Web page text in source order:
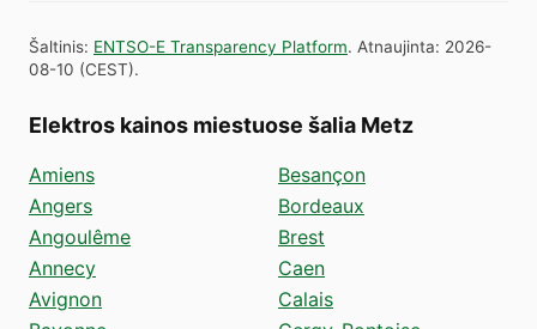
Šaltinis: ENTSO-E Transparency Platform. Atnaujinta: 2026-
08-10 (CEST).
Elektros kainos miestuose šalia Metz
Amiens
Angers
Angoulême
Annecy
Avignon
Besançon
Bordeaux
Brest
Caen
Calais